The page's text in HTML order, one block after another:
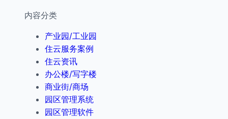
内容分类
产业园/工业园
住云服务案例
住云资讯
办公楼/写字楼
商业街/商场
园区管理系统
园区管理软件